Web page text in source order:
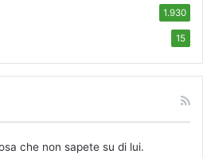
1.930
15
che non sapete su di lui.